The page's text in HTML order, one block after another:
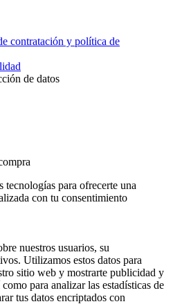
contratación y política de
de datos
para ofrecerte una
con tu consentimiento
nuestros usuarios, su
Utilizamos estos datos para
sitio web y mostrarte publicidad y
para analizar las estadísticas de
tus datos encriptados con